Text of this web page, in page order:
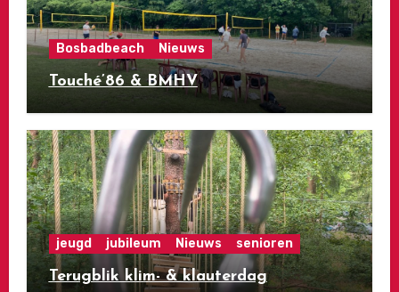
Bosbadbeach Nieuws
Touché’86 & BMHV
jeugd jubileum Nieuws senioren
Terugblik klim- & klauterdag